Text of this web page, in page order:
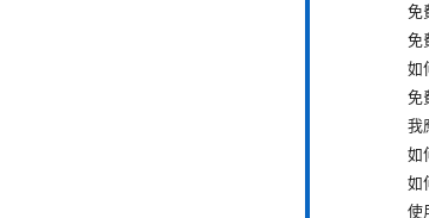
免
免
如
免
我
如
如
使